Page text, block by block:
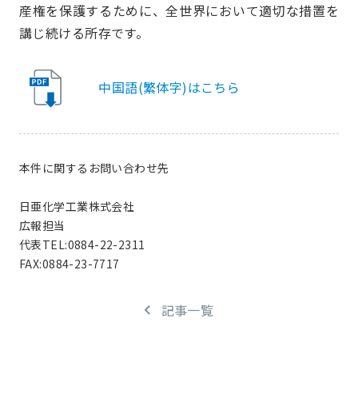
産権を保護するために、全世界において適切な措置を
講じ続ける所存です。
中国語(繁体字)はこちら
本件に関するお問い合わせ先
日亜化学工業株式会社
広報担当
代表TEL:0884-22-2311
FAX:0884-23-7717
記事一覧